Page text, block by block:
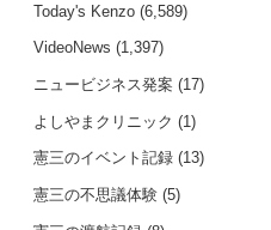
Today's Kenzo (6,589)
VideoNews (1,397)
ニュービジネス発案 (17)
よしやまクリニック (1)
憲三のイベント記録 (13)
憲三の不思議体験 (5)